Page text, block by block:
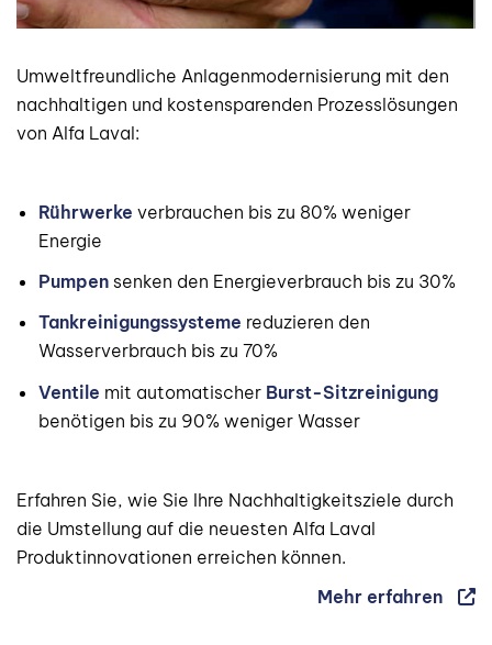
Umweltfreundliche Anlagenmodernisierung mit den
nachhaltigen und kostensparenden Prozesslösungen
von Alfa Laval:
Rührwerke verbrauchen bis zu 80% weniger
Energie
Pumpen senken den Energieverbrauch bis zu 30%
Tankreinigungssysteme reduzieren den
Wasserverbrauch bis zu 70%
Ventile mit automatischer Burst-Sitzreinigung
benötigen bis zu 90% weniger Wasser
Erfahren Sie, wie Sie Ihre Nachhaltigkeitsziele durch
die Umstellung auf die neuesten Alfa Laval
Produktinnovationen erreichen können.
Mehr erfahren